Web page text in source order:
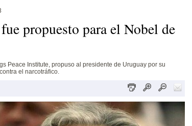
propuesto para el Nobel de
Peace Institute, propuso al presidente de Uruguay por su
el narcotráfico.